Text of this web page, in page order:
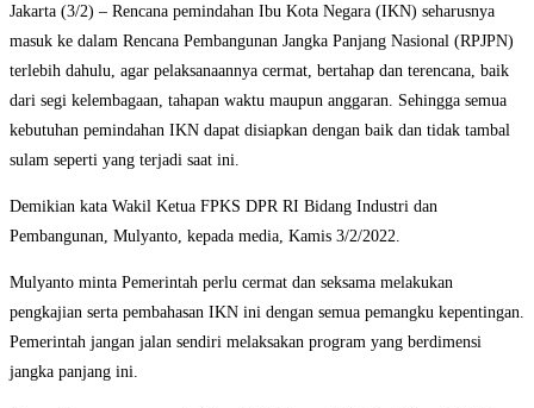
Jakarta (3/2) – Rencana pemindahan Ibu Kota Negara (IKN) seharusnya
masuk ke dalam Rencana Pembangunan Jangka Panjang Nasional (RPJPN)
terlebih dahulu, agar pelaksanaannya cermat, bertahap dan terencana, baik
dari segi kelembagaan, tahapan waktu maupun anggaran. Sehingga semua
kebutuhan pemindahan IKN dapat disiapkan dengan baik dan tidak tambal
sulam seperti yang terjadi saat ini.
Demikian kata Wakil Ketua FPKS DPR RI Bidang Industri dan
Pembangunan, Mulyanto, kepada media, Kamis 3/2/2022.
Mulyanto minta Pemerintah perlu cermat dan seksama melakukan
pengkajian serta pembahasan IKN ini dengan semua pemangku kepentingan.
Pemerintah jangan jalan sendiri melaksakan program yang berdimensi
jangka panjang ini.